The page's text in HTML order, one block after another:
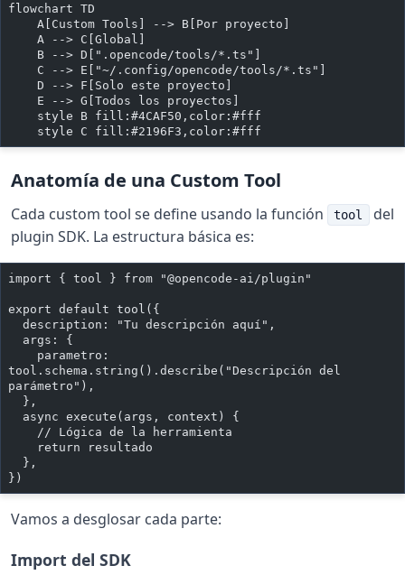
flowchart TD
    A[Custom Tools] --> B[Por proyecto]
    A --> C[Global]
    B --> D[".opencode/tools/*.ts"]
    C --> E["~/.config/opencode/tools/*.ts"]
    D --> F[Solo este proyecto]
    E --> G[Todos los proyectos]
    style B fill:#4CAF50,color:#fff
    style C fill:#2196F3,color:#fff
Anatomía de una Custom Tool
Cada custom tool se define usando la función tool
del
plugin SDK. La estructura básica es:
import { tool } from "@opencode-ai/plugin"
export default tool({
  description: "Tu descripción aquí",
  args: {
tool.schema.string().describe("Descripción del
parámetro"),
  },
  async execute(args, context) {
    // Lógica de la herramienta
    return resultado
  },
})
Vamos a desglosar cada parte:
Import del SDK